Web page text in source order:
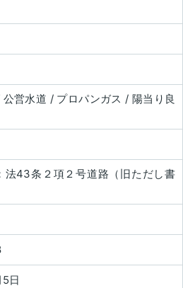
営水道 / プロパンガス / 陽当り良
法43条２項２号道路（旧ただし書
日